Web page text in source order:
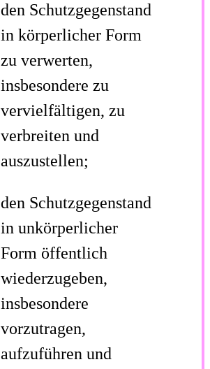
den Schutzgegenstand
in körperlicher Form
zu verwerten,
insbesondere zu
vervielfältigen, zu
verbreiten und
auszustellen;
den Schutzgegenstand
in unkörperlicher
Form öffentlich
wiederzugeben,
insbesondere
vorzutragen,
aufzuführen und